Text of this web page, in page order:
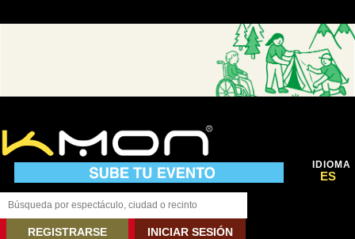
IDIOMA
ES
REGISTRARSE INICIAR SESIÓN